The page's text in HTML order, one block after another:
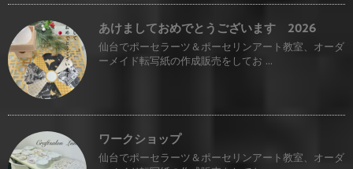
あけましておめでとうございます 2026
仙台でポーセラーツ＆ポーセリンアート教室、オーダ
ーメイド転写紙の作成販売をしてお ...
ワークショップ
仙台でポーセラーツ＆ポーセリンアート教室、オーダ